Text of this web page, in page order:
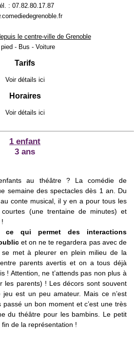
: 07.82.80.17.87
le centre-ville de Grenoble
- Bus - Voiture
Tarifs
Voir détails ici
Horaires
Voir détails ici
1 enfant
3 ans
au théâtre ? La comédie de
semaine des spectacles dès 1 an. Du
conte musical, il y en a pour tous les
(une trentaine de minutes) et
qui permet des interactions
et on ne te regardera pas avec de
met à pleurer en plein milieu de la
parents avertis et on a tous déjà
! Attention, ne t’attends pas non plus à
les parents) ! Les décors sont souvent
est un peu amateur. Mais ce n’est
un bon moment et c’est une très
du théâtre pour les bambins. Le petit
de la représentation !